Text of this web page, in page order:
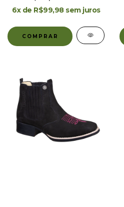
6x de R$99,98 sem juros
COMPRAR